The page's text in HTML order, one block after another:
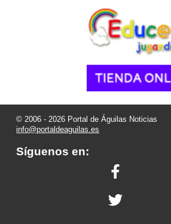
© 2006 - 2026 Portal de Águilas Noticias
info@portaldeaguilas.es
Síguenos en: